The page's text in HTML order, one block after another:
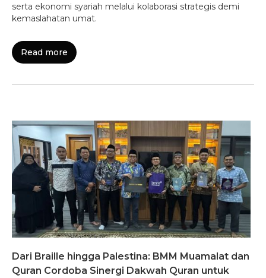
serta ekonomi syariah melalui kolaborasi strategis demi
kemaslahatan umat.
Read more
Dari Braille hingga Palestina: BMM Muamalat dan
Quran Cordoba Sinergi Dakwah Quran untuk